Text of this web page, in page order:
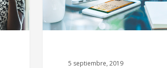
5 septiembre, 2019